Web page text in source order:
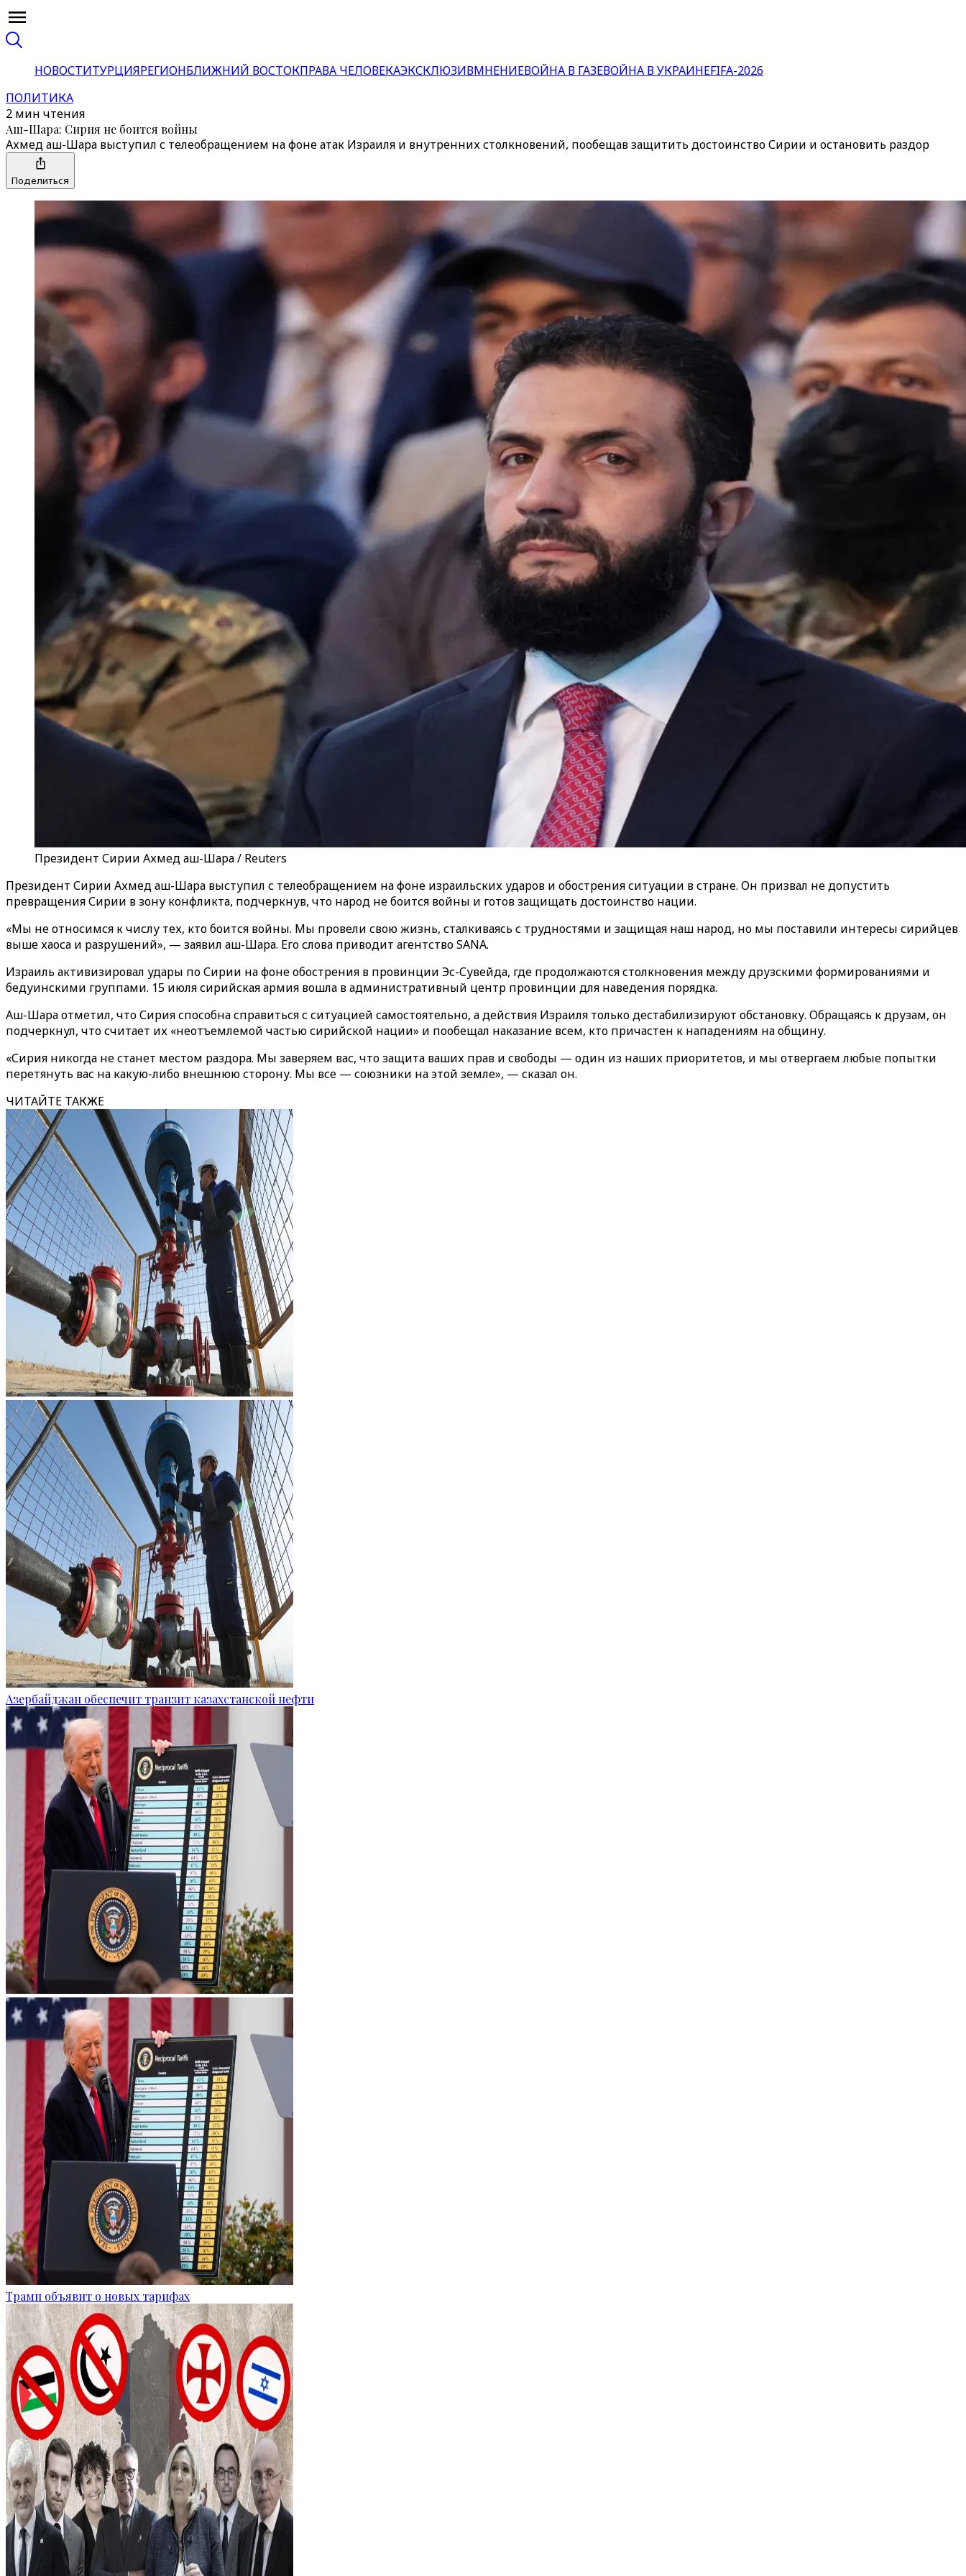
НОВОСТИТУРЦИЯРЕГИОНБЛИЖНИЙ ВОСТОКПРАВА ЧЕЛОВЕКАЭКСКЛЮЗИВМНЕНИЕВОЙНА В ГАЗЕВОЙНА В УКРАИНЕFIFA-2026
ПОЛИТИКА
2 мин чтения
Аш-Шара: Сирия не боится войны
Ахмед аш-Шара выступил с телеобращением на фоне атак Израиля и внутренних столкновений, пообещав защитить достоинство Сирии и остановить раздор
Поделиться
Президент Сирии Ахмед аш-Шара / Reuters
Президент Сирии Ахмед аш-Шара выступил с телеобращением на фоне израильских ударов и обострения ситуации в стране. Он призвал не допустить
превращения Сирии в зону конфликта, подчеркнув, что народ не боится войны и готов защищать достоинство нации.
«Мы не относимся к числу тех, кто боится войны. Мы провели свою жизнь, сталкиваясь с трудностями и защищая наш народ, но мы поставили интересы сирийцев
выше хаоса и разрушений», — заявил аш-Шара. Его слова приводит агентство SANA.
Израиль активизировал удары по Сирии на фоне обострения в провинции Эс-Сувейда, где продолжаются столкновения между друзскими формированиями и
бедуинскими группами. 15 июля сирийская армия вошла в административный центр провинции для наведения порядка.
Аш-Шара отметил, что Сирия способна справиться с ситуацией самостоятельно, а действия Израиля только дестабилизируют обстановку. Обращаясь к друзам, он
подчеркнул, что считает их «неотъемлемой частью сирийской нации» и пообещал наказание всем, кто причастен к нападениям на общину.
«Сирия никогда не станет местом раздора. Мы заверяем вас, что защита ваших прав и свободы — один из наших приоритетов, и мы отвергаем любые попытки
перетянуть вас на какую-либо внешнюю сторону. Мы все — союзники на этой земле», — сказал он.
ЧИТАЙТЕ ТАКЖЕ
Азербайджан обеспечит транзит казахстанской нефти
Трамп объявит о новых тарифах